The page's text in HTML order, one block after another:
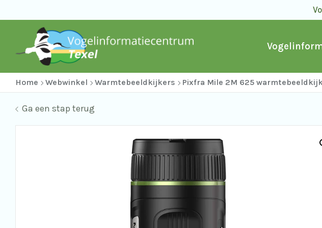
Home Webwinkel Warmtebeeldkijkers Pixfra Mile 2M 625
Ga een stap terug